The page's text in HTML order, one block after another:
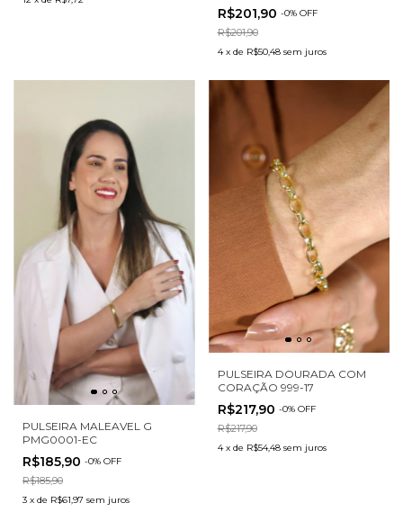
R$201,90 -0% OFF
R$201,90
4 x de R$50,48 sem juros
PULSEIRA MALEAVEL G
PMG0001-EC
R$185,90 -0% OFF
R$185,90
3 x de R$61,97 sem juros
PULSEIRA DOURADA COM
CORAÇÃO 999-17
R$217,90 -0% OFF
R$217,90
4 x de R$54,48 sem juros